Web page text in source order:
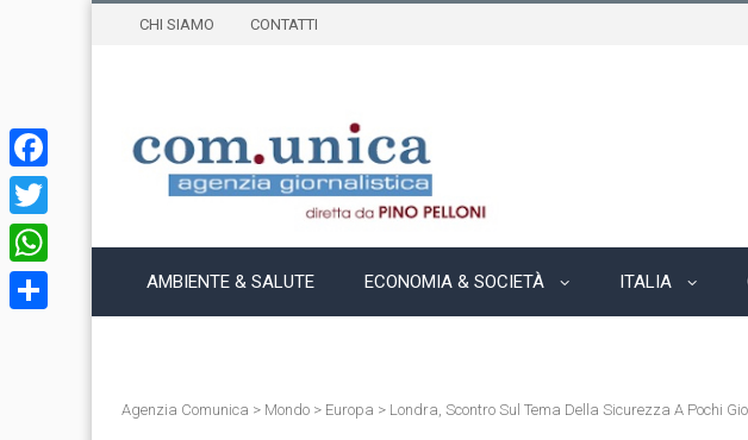
CHI SIAMO CONTATTI
AMBIENTE & SALUTE ECONOMIA & SOCIETÀ ITALIA
Agenzia Comunica > Mondo > Europa > Londra, Scontro Sul Tema Della Sicurezza A Pochi
Facebook
Twitter
WhatsApp